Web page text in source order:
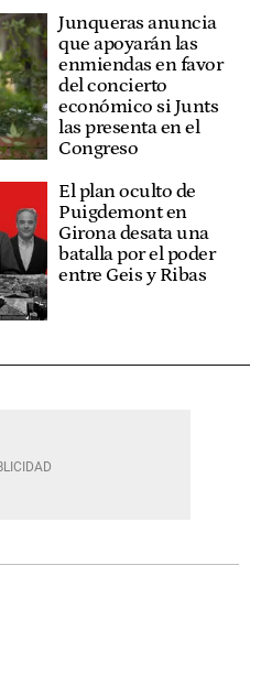
Junqueras anuncia
que apoyarán las
enmiendas en favor
del concierto
económico si Junts
las presenta en el
Congreso
El plan oculto de
Puigdemont en
Girona desata una
batalla por el poder
entre Geis y Ribas